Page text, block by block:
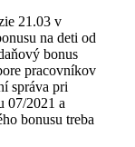
21.03 v
na deti od
bonus
pracovníkov
správa pri
07/2021 a
bonusu treba